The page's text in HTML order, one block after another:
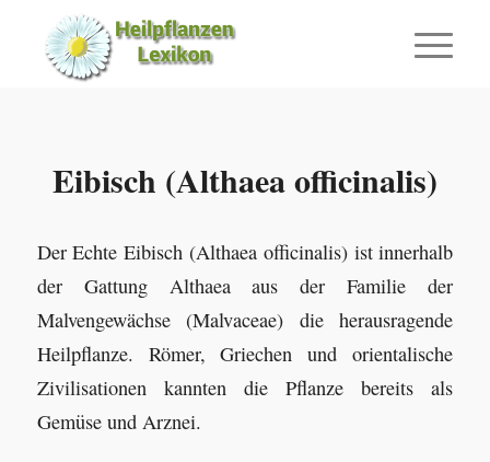
Eibisch (Althaea officinalis)
Der Echte Eibisch (Althaea officinalis) ist innerhalb
der Gattung Althaea aus der Familie der
Malvengewächse (Malvaceae) die herausragende
Heilpflanze. Römer, Griechen und orientalische
Zivilisationen kannten die Pflanze bereits als
Gemüse und Arznei.